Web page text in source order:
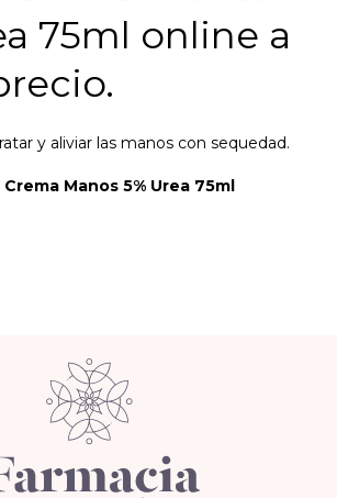
75ml online a
y aliviar las manos con sequedad.
Manos 5% Urea 75ml